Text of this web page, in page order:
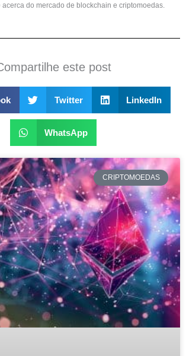
do mercado de blockchain e criptomoedas.
este post
Twitter LinkedIn
WhatsApp
CRIPTOMOEDAS